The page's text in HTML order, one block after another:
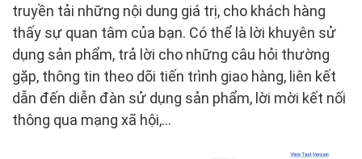
truyền tải những nội dung giá trị, cho khách hàng
thấy sự quan tâm của bạn. Có thể là lời khuyên sử
dụng sản phẩm, trả lời cho những câu hỏi thường
gặp, thông tin theo dõi tiến trình giao hàng, liên kết
dẫn đến diễn đàn sử dụng sản phẩm, lời mời kết nối
thông qua mạng xã hội,…